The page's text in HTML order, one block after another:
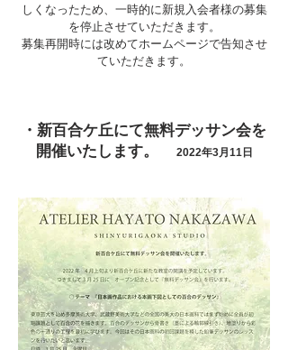
しくなったため、一時的に新規入会者様の募集
を停止させていただきます。
​募集再開時には改めてホームページで告知させ
ていただきます。
・新百合ケ丘にて無料デッサン会を
開催いたします。
2022年3月11日